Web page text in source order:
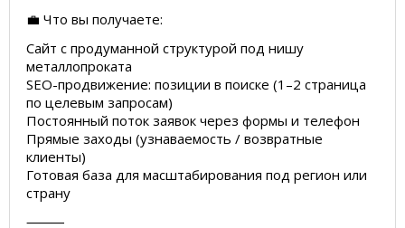
💼 Что вы получаете:
Сайт с продуманной структурой под нишу
металлопроката
SEO-продвижение: позиции в поиске (1–2 страница
по целевым запросам)
Постоянный поток заявок через формы и телефон
Прямые заходы (узнаваемость / возвратные
клиенты)
Готовая база для масштабирования под регион или
страну
⸻